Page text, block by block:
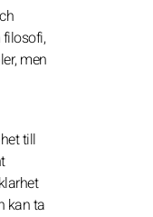
men
till
kan ta